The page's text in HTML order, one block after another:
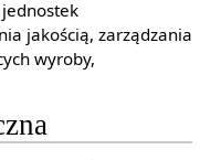
jakością, zarządzania
wyroby,